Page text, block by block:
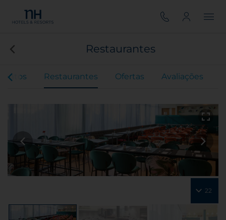
Restaurantes
Restaurantes Ofertas Avaliações
22